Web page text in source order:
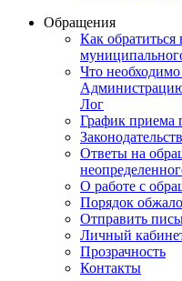
Обращения
Как
Что
Лог
График приема
Ответы на
О работе с
Порядок
Отправить
Личный
Прозрачность
Контакты